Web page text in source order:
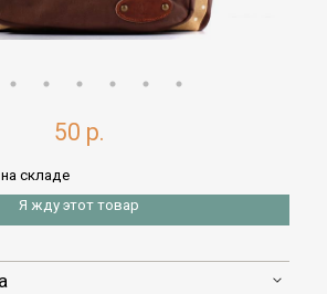
50 р.
складе
Я жду этот товар